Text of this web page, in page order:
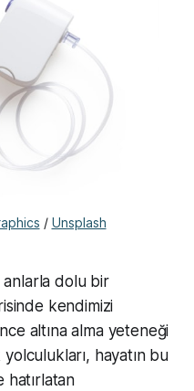
/ Unsplash
dolu bir
kendimizi
altına alma yeteneği
hayatın bu
hatırlatan